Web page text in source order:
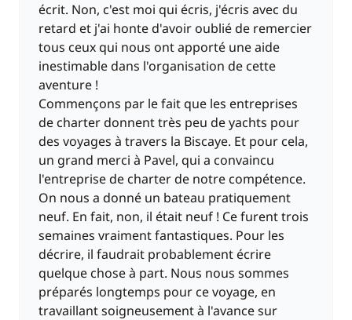
écrit. Non, c'est moi qui écris, j'écris avec du
retard et j'ai honte d'avoir oublié de remercier
tous ceux qui nous ont apporté une aide
inestimable dans l'organisation de cette
aventure !
Commençons par le fait que les entreprises
de charter donnent très peu de yachts pour
des voyages à travers la Biscaye. Et pour cela,
un grand merci à Pavel, qui a convaincu
l'entreprise de charter de notre compétence.
On nous a donné un bateau pratiquement
neuf. En fait, non, il était neuf ! Ce furent trois
semaines vraiment fantastiques. Pour les
décrire, il faudrait probablement écrire
quelque chose à part. Nous nous sommes
préparés longtemps pour ce voyage, en
travaillant soigneusement à l'avance sur